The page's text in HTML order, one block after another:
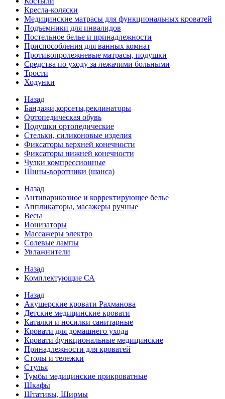
Кресла-коляски
Медицинские матрасы для функциональных кроватей
Подъемники для инвалидов
Постельное белье и принадлежности
Приспособления для ванных комнат
Противопролежневые матрасы, подушки
Средства по уходу за лежачими больными
Трости
Ходунки
Назад
Бандажи,корсеты,реклинаторы
Ортопедическая обувь
Подушки ортопедические
Стельки, силиконовые изделия
Фиксаторы верхней конечности
Фиксаторы нижней конечности
Чулки компрессионные
Шины-воротники (шанса)
Назад
Антиварикозное и корректирующее белье
Аппликаторы, масажеры ручные
Весы
Ионизаторы
Массажеры электро
Солевые лампы
Увлажнители
Назад
Комплектующие СА
Назад
Акушерские кровати Рахманова
Детские медицинские кровати
Каталки и носилки санитарные
Кровати для домашнего ухода
Кровати функциональные медицинские
Принадлежности для кроватей
Столы и тележки
Стулья
Тумбы медицинские прикроватные
Шкафы
Штативы, Ширмы